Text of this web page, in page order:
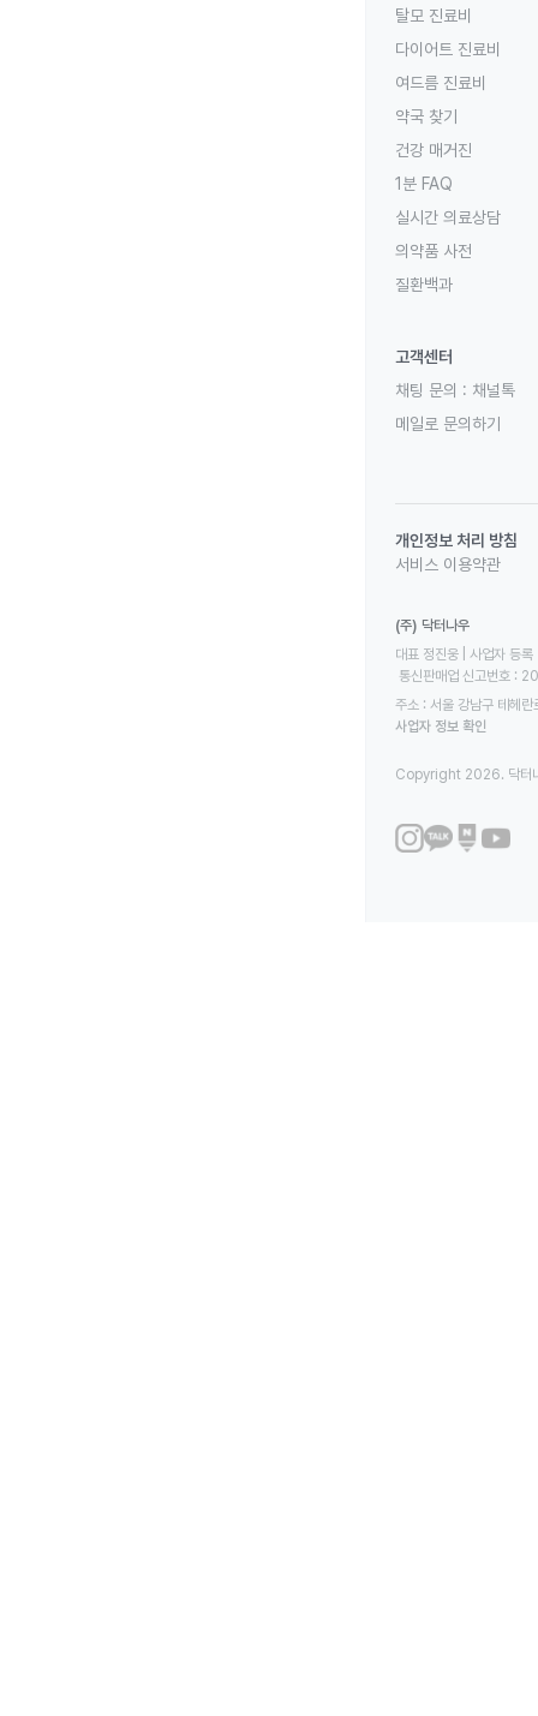
탈모 진료비
다이어트 진료비
여드름 진료비
약국 찾기
건강 매거진
1분 FAQ
실시간 의료상담
의약품 사전
질환백과
고객센터
채팅 문의 : 채널톡
메일로 문의하기
개인정보 처리 방침
서비스 이용약관
(주) 닥터나우
대표 정진웅 | 사업자
통신판매업 신고번호
주소 : 서울 강남구 테헤
사업자 정보 확인
Copyright 2026. 닥터